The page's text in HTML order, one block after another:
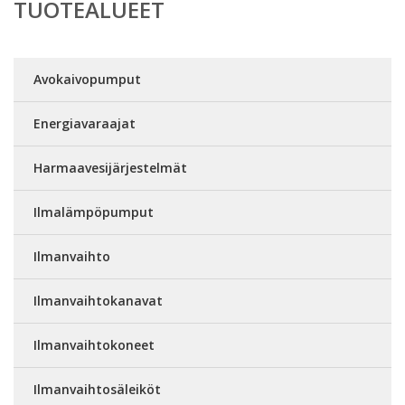
TUOTEALUEET
Avokaivopumput
Energiavaraajat
Harmaavesijärjestelmät
Ilmalämpöpumput
Ilmanvaihto
Ilmanvaihtokanavat
Ilmanvaihtokoneet
Ilmanvaihtosäleiköt